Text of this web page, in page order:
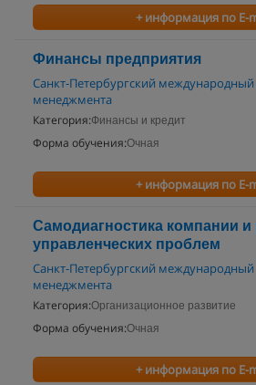
+ информация по E-
Финансы предприятия
Санкт-Петербургский международный
менеджмента
Категория:Финансы и кредит
Форма обучения:Очная
+ информация по E-
Самодиагностика компании
управленческих проблем
Санкт-Петербургский международный
менеджмента
Категория:Организационное развитие
Форма обучения:Очная
+ информация по E-